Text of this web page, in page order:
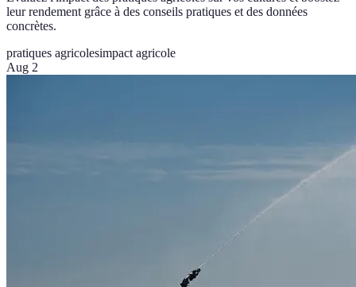
leur rendement grâce à des conseils pratiques et des données
concrètes.
pratiques agricolesimpact agricole
Aug 2